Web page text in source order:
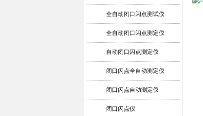
全自动闭口闪点测试仪
全自动闭口闪点测定仪
自动闭口闪点测定仪
闭口闪点全自动测定仪
闭口闪点自动测定仪
闭口闪点仪